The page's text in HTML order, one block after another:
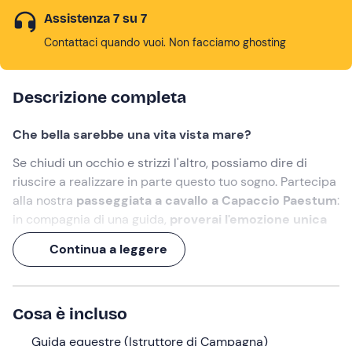
Assistenza 7 su 7
Contattaci quando vuoi. Non facciamo ghosting
Descrizione completa
Che bella sarebbe una vita vista mare?
Se chiudi un occhio e strizzi l'altro, possiamo dire di
riuscire a realizzare in parte questo tuo sogno. Partecipa
alla nostra passeggiata a cavallo a Capaccio Paestum:
in compagnia di una guida, proverai l'emozione unica
di cavalcare in spiaggia rispondendo al richiamo del
mare
Un'esperienza di oltre 1 ora: il primo passo (o zoccolo)
verso le onde!
Cosa faremo
Continua a leggere
Cosa è incluso
Guida equestre (Istruttore di Campagna)